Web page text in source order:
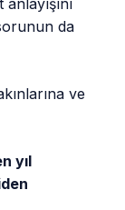
da
ve
yıl